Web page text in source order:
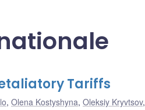
Tariffs
, Olena Kostyshyna, Oleksiy Kryvtsov,